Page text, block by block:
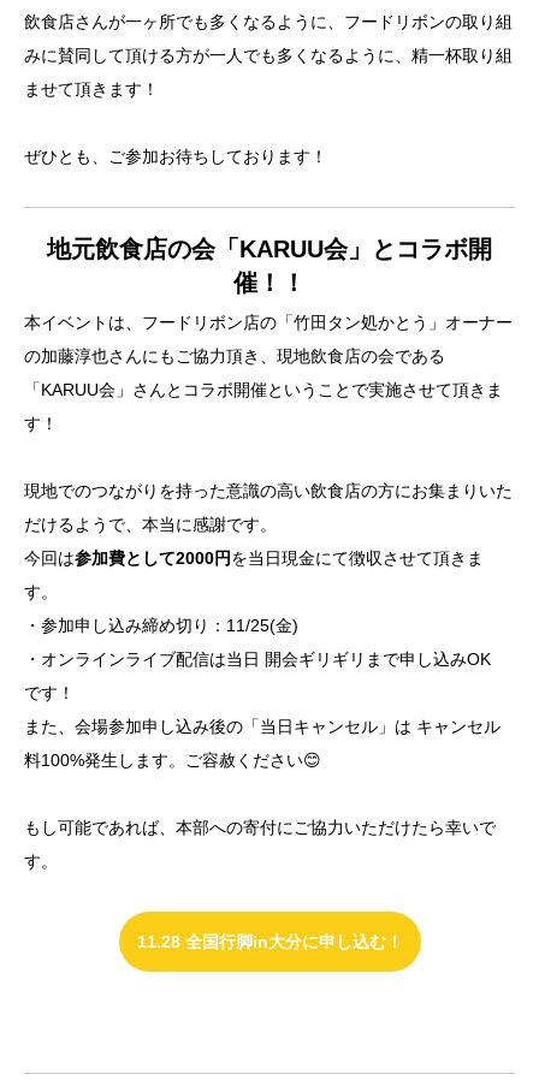
飲食店さんが一ヶ所でも多くなるように、フードリボンの取り組
みに賛同して頂ける方が一人でも多くなるように、精一杯取り組
ませて頂きます！
ぜひとも、ご参加お待ちしております！
地元飲食店の会「KARUU会」とコラボ開
催！！
本イベントは、フードリボン店の「竹田タン処かとう」オーナー
の加藤淳也さんにもご協力頂き、現地飲食店の会である
「KARUU会」さんとコラボ開催ということで実施させて頂きま
す！
現地でのつながりを持った意識の高い飲食店の方にお集まりいた
だけるようで、本当に感謝です。
今回は参加費として2000円を当日現金にて徴収させて頂きま
す。
・参加申し込み締め切り：11/25(金)
・オンラインライブ配信は当日 開会ギリギリまで申し込みOK
です！
また、会場参加申し込み後の「当日キャンセル」は キャンセル
料100%発生します。ご容赦ください😊
もし可能であれば、本部への寄付にご協力いただけたら幸いで
す。
11.28 全国行脚in大分に申し込む！